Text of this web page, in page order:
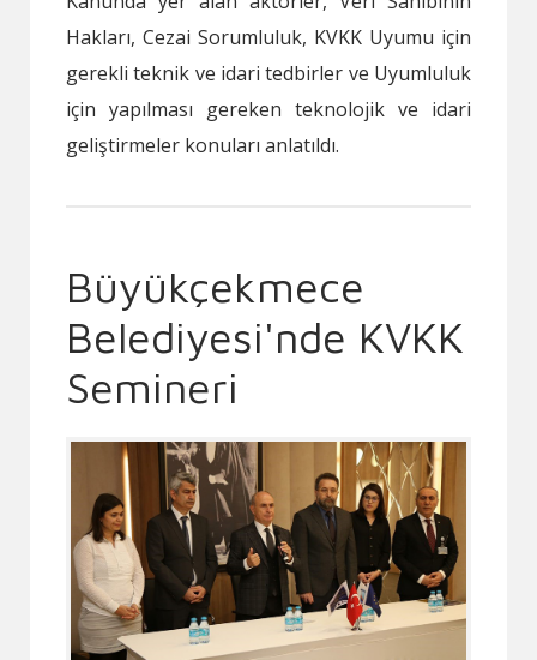
Hakları, Cezai Sorumluluk, KVKK Uyumu için
gerekli teknik ve idari tedbirler ve Uyumluluk
için yapılması gereken teknolojik ve idari
geliştirmeler konuları anlatıldı.
Büyükçekmece
Belediyesi'nde KVKK
Semineri